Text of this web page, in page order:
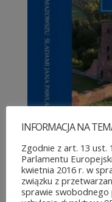
INFORMACJA NA
Zgodnie z art. 13 ust.
Parlamentu
kwietnia 2016 r. w
związku z
sprawie swobodnego